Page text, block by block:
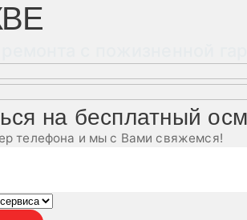
на бесплатный
телефона и мы с Вами свяжемся!